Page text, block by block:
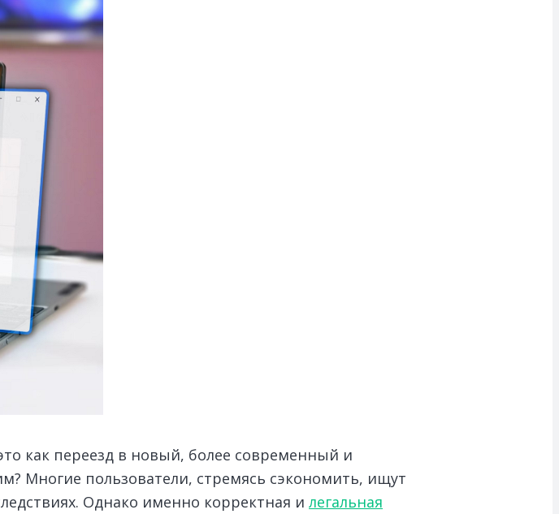
как переезд в новый, более современный и
Многие пользователи, стремясь сэкономить, ищут
Однако именно корректная и легальная